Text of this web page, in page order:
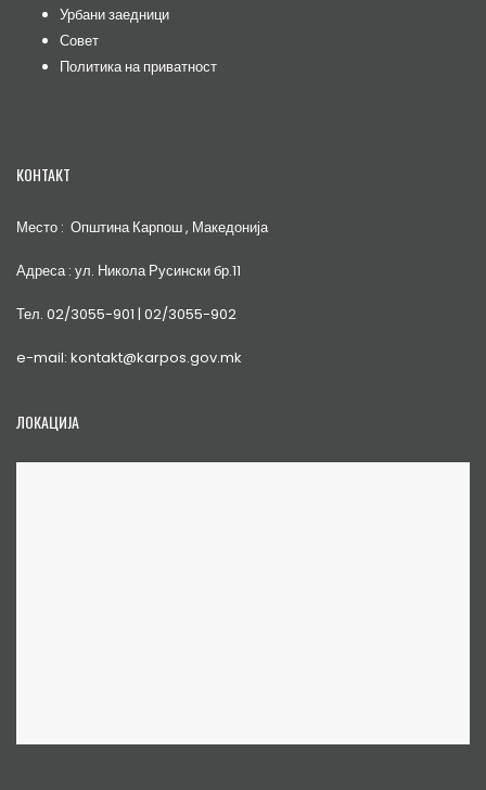
Урбани заедници
Совет
Политика на приватност
КОНТАКТ
Место : Општина Карпош , Македонија
Адреса : ул. Никола Русински бр.11
Тел. 02/3055-901 | 02/3055-902
e-mail: kontakt@karpos.gov.mk
ЛОКАЦИЈА